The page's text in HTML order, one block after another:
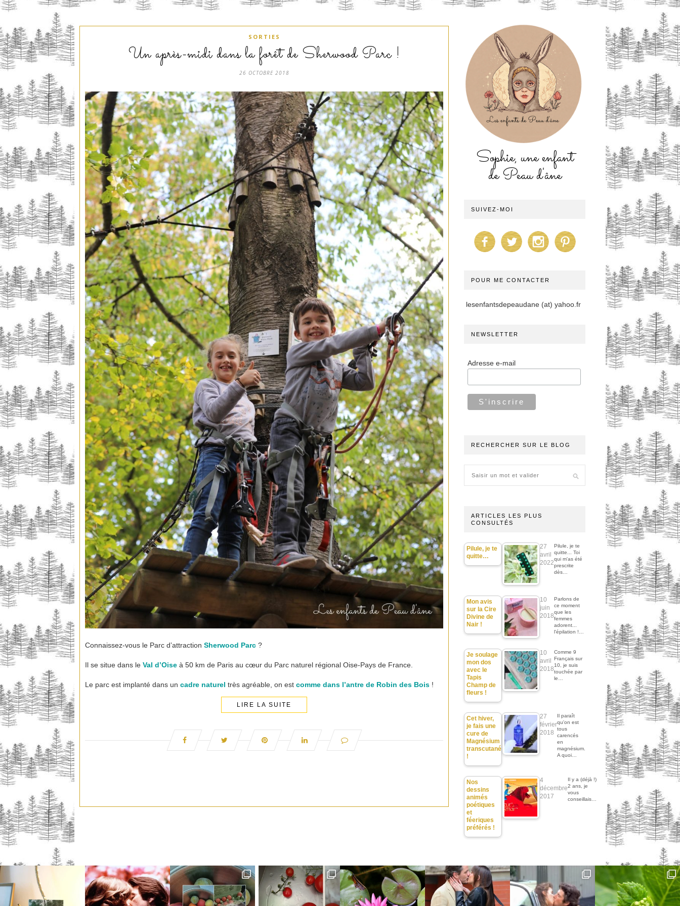
SORTIES
Un après-midi dans la forêt de Sherwood Parc !
26 OCTOBRE 2018
Connaissez-vous le Parc d’attraction Sherwood Parc ?
Il se situe dans le Val d’Oise à 50 km de Paris au cœur du Parc naturel régional Oise-Pays de France.
Le parc est implanté dans un cadre naturel très agréable, on est comme dans l’antre de Robin des Bois !
LIRE LA SUITE
Sophie, une enfant
de Peau d'âne
SUIVEZ-MOI
POUR ME CONTACTER
lesenfantsdepeaudane (at) yahoo.fr
NEWSLETTER
Adresse e-mail
RECHERCHER SUR LE BLOG
ARTICLES LES PLUS
CONSULTÉS
Pilule, je te
quitte…
27
avril
2022
Pilule, je te
quitte... Toi
qui m'as été
prescrite
dès…
Mon avis
sur la Cire
Divine de
Nair !
10
juin
2018
Parlons de
ce moment
que les
femmes
adorent...
l'épilation !…
Je soulage
mon dos
avec le
Tapis
Champ de
fleurs !
10
avril
2018
Comme 9
Français sur
10, je suis
touchée par
le…
Cet hiver,
je fais une
cure de
Magnésium
transcutané
!
27
février
2018
Il paraît
qu'on est
tous
carencés
en
magnésium.
A quoi…
Nos
dessins
animés
poétiques
et
féeriques
préférés !
4
décembre
2017
Il y a (déjà !)
2 ans, je
vous
conseillais…